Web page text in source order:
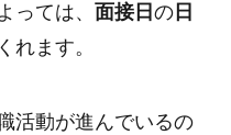
っては、 面接日 の日
れます。
活動が進んでいるの